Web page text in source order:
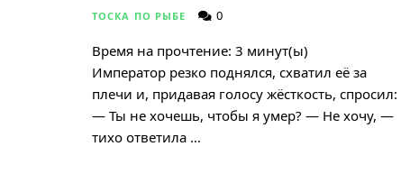
ТОСКА ПО РЫБЕ 0
Время на прочтение: 3 минут(ы)
Император резко поднялся, схватил её за
плечи и, придавая голосу жёсткость, спросил:
— Ты не хочешь, чтобы я умер? — Не хочу, —
тихо ответила …